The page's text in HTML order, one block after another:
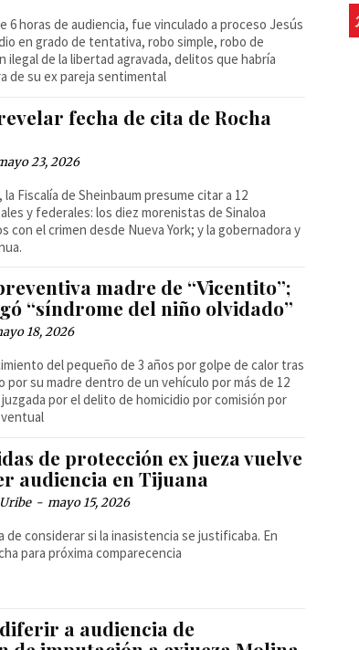
6 horas de audiencia, fue vinculado a proceso Jesús
en grado de tentativa, robo simple, robo de
ilegal de la libertad agravada, delitos que habría
de su ex pareja sentimental
fecha de cita de Rocha
23, 2026
la Fiscalía de Sheinbaum presume citar a 12
y federales: los diez morenistas de Sinaloa
con el crimen desde Nueva York; y la gobernadora y
madre de “Vicentito”;
“síndrome del niño olvidado”
18, 2026
del pequeño de 3 años por golpe de calor tras
por su madre dentro de un vehículo por más de 12
por el delito de homicidio por comisión por
de protección ex jueza vuelve
audiencia en Tijuana
- mayo 15, 2026
de considerar si la inasistencia se justificaba. En
para próxima comparecencia
diferir a audiencia de